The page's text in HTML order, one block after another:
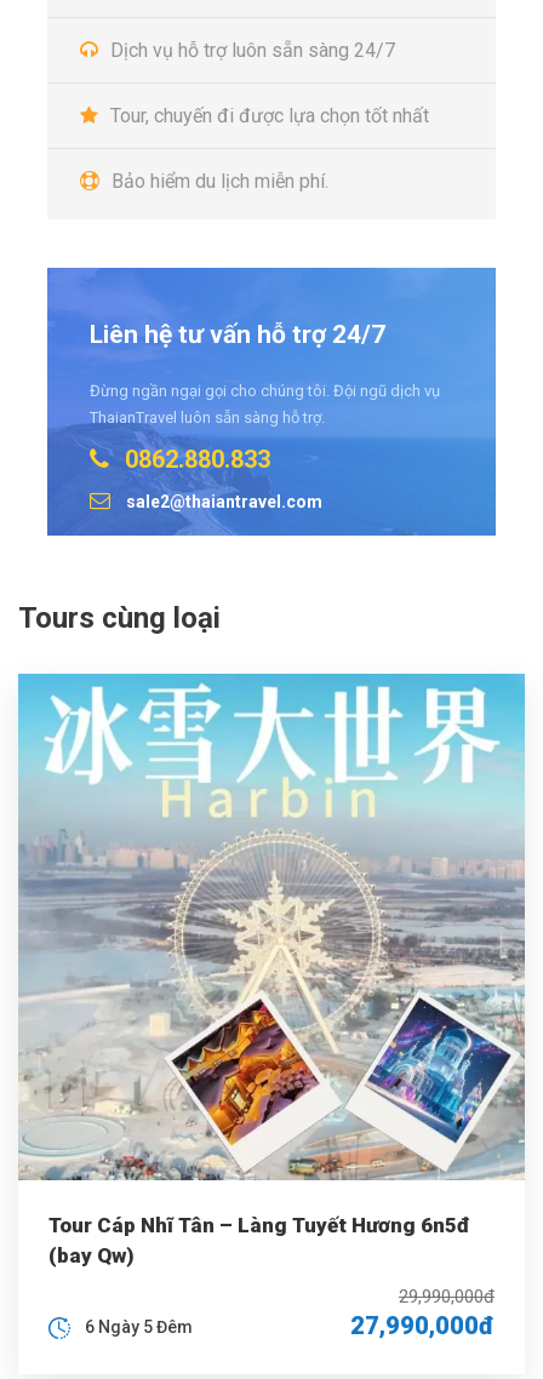
Dịch vụ hỗ trợ luôn sẵn sàng 24/7
Tour, chuyến đi được lựa chọn tốt nhất
Bảo hiểm du lịch miễn phí.
Liên hệ tư vấn hỗ trợ 24/7
Đừng ngần ngại gọi cho chúng tôi. Đội ngũ dịch vụ
ThaianTravel luôn sẵn sàng hỗ trợ.
0862.880.833
sale2@thaiantravel.com
Tours cùng loại
Tour Cáp Nhĩ Tân – Làng Tuyết Hương 6n5đ
(bay Qw)
29,990,000đ
27,990,000đ
6 Ngày 5 Đêm